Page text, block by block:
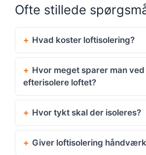
Ofte stillede
Hvad koster loftisolering?
Hvor meget sparer man
efterisolere loftet?
Hvor tykt skal der isoleres?
Giver loftisolering